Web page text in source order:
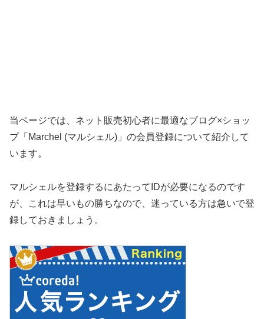
当ページでは、ネット販売初心者に最適なブログ×ショッ
プ「Marchel (マルシェル)」の会員登録について紹介して
います。
マルシェルを登録するにあたってIDが必要になるのです
が、これは早いもの勝ちなので、迷っている方は急いで登
録しておきましょう。